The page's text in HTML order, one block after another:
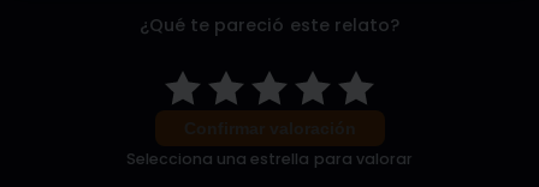
¿Qué te pareció este relato?
Selecciona una estrella para valorar